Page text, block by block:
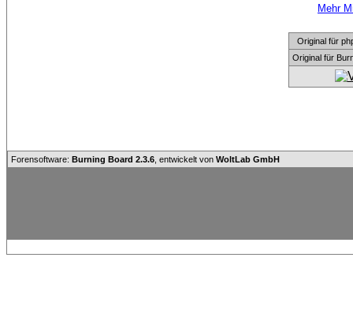
Mehr
Original für
Original für
Forensoftware: Burning Board 2.3.6 , entwickelt von WoltLab GmbH